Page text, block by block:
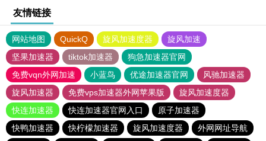
友情链接
网站地图 QuickQ 旋风加速度器
旋风加速
坚果加速器
tiktok加速器
狗急加速器官网
免费vqn外网加速
小蓝鸟 优途加速器官网
风驰加速器
旋风加速器
免费vps加速器外网苹果版
旋风加速度器
快连加速器
快连加速器官网入口
原子加速器
快鸭加速器
快柠檬加速器 旋风加速度器 外网网址导航